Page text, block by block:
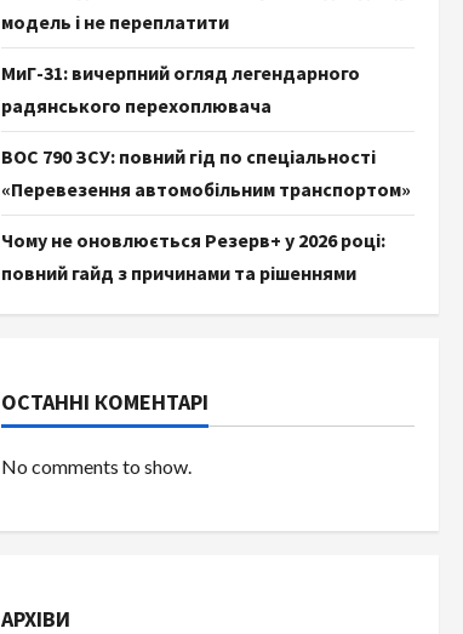
модель і не переплатити
МиГ-31: вичерпний огляд легендарного
радянського перехоплювача
ВОС 790 ЗСУ: повний гід по спеціальності
«Перевезення автомобільним транспортом»
Чому не оновлюється Резерв+ у 2026 році:
повний гайд з причинами та рішеннями
ОСТАННІ КОМЕНТАРІ
No comments to show.
АРХІВИ